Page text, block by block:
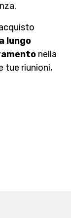
lungo
nella
tue riunioni,